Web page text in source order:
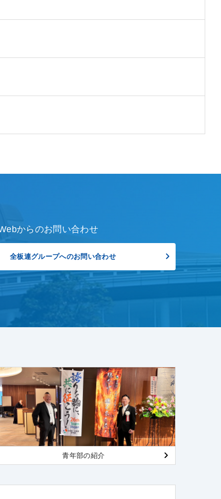
からのお問い合わせ
全板連グループへのお問い合わせ
青年部の紹介